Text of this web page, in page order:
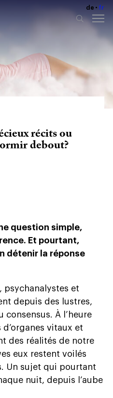
de fr
récits ou
debout?
question simple,
Et pourtant,
détenir la réponse
psychanalystes et
depuis des lustres,
consensus. À l’heure
vitaux et
des réalités de notre
eux restent voilés
Un sujet qui pourtant
nuit, depuis l’aube